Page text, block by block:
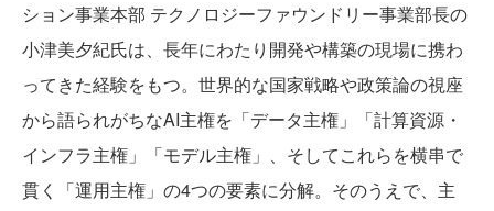
ション事業本部 テクノロジーファウンドリー事業部長の
小津美夕紀氏は、長年にわたり開発や構築の現場に携わ
ってきた経験をもつ。世界的な国家戦略や政策論の視座
から語られがちなAI主権を「データ主権」「計算資源・
インフラ主権」「モデル主権」、そしてこれらを横串で
貫く「運用主権」の4つの要素に分解。そのうえで、主